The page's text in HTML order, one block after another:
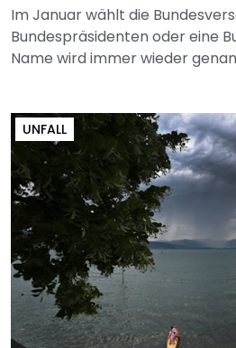
Im Januar wählt die
Bundespräsidenten oder eine
Name wird immer wieder
UNFALL